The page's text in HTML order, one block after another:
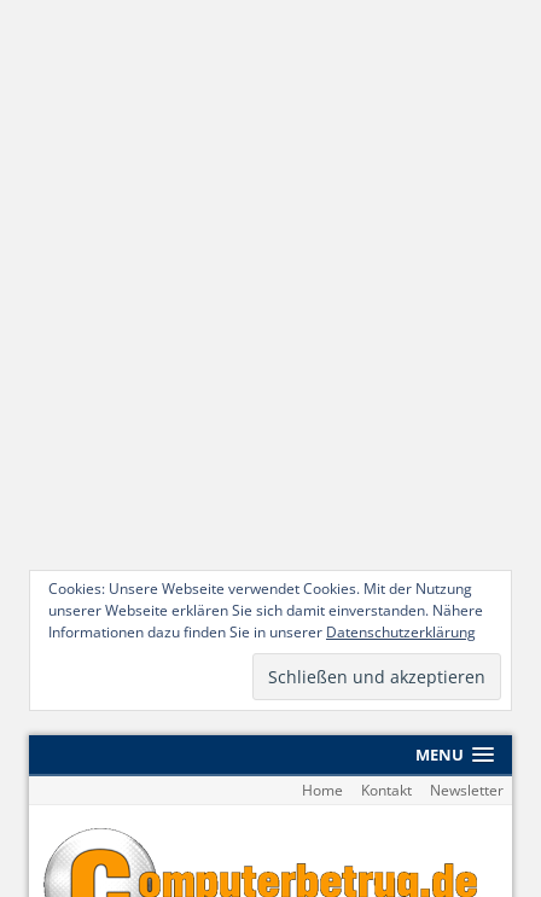
Cookies: Unsere Webseite verwendet Cookies. Mit der Nutzung
unserer Webseite erklären Sie sich damit einverstanden. Nähere
Informationen dazu finden Sie in unserer Datenschutzerklärung
MENU
Home Kontakt Newsletter